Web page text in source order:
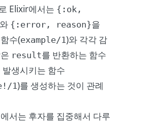
Elixir에서는 {:ok,
와 {:error, reason}을
수(example/1)와 각각 감
result를 반환하는 함수
발생시키는 함수
1)를 생성하는 것이 관례
서는 후자를 집중해서 다루